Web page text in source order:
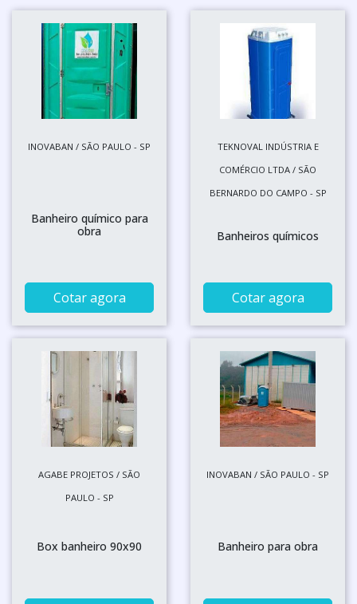
INOVABAN / SÃO PAULO - SP
Banheiro químico para
obra
Cotar agora
TEKNOVAL INDÚSTRIA E
COMÉRCIO LTDA / SÃO
BERNARDO DO CAMPO - SP
Banheiros químicos
Cotar agora
AGABE PROJETOS / SÃO
PAULO - SP
Box banheiro 90x90
INOVABAN / SÃO PAULO - SP
Banheiro para obra